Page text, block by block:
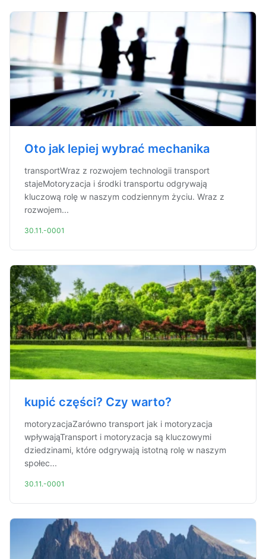
Oto jak lepiej wybrać mechanika
transportWraz z rozwojem technologii transport
stajeMotoryzacja i środki transportu odgrywają
kluczową rolę w naszym codziennym życiu. Wraz z
rozwojem...
30.11.-0001
kupić części? Czy warto?
motoryzacjaZarówno transport jak i motoryzacja
wpływająTransport i motoryzacja są kluczowymi
dziedzinami, które odgrywają istotną rolę w naszym
społec...
30.11.-0001